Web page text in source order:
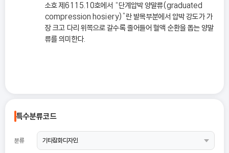
소호 제6115.10호에서 “단계압박 양말류(graduated
compression hosiery)”란 발목부분에서 압박 강도가 가
장 크고 다리 위쪽으로 갈수록 줄어들어 혈액 순환을 돕는 양말
류를 의미한다.
특수분류코드
분류